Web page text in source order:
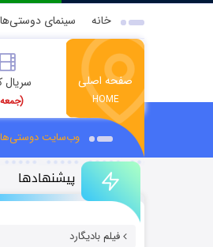
خانه سینمای دوستی‌ها
صفحه اصلی
HOME
سریال
وب‌سایت دوستی‌ها
پیشنهادها
فیلم بادیگارد